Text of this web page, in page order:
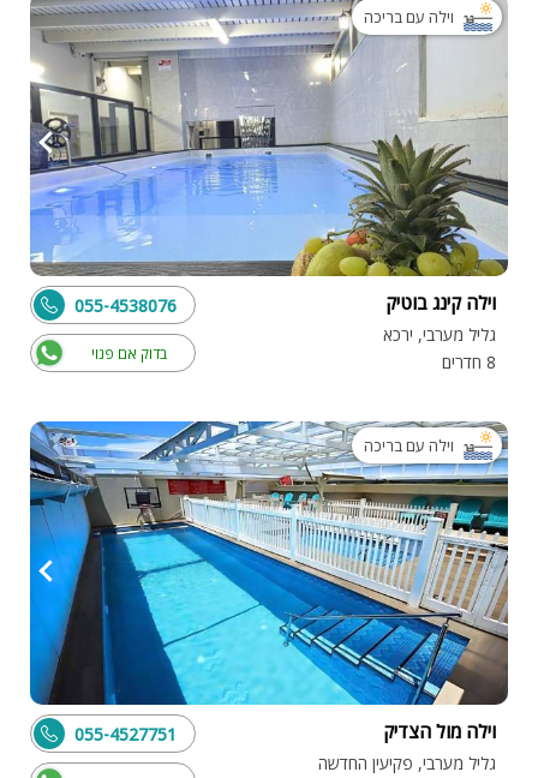
וילה עם בריכה
וילה קינג בוטיק
גליל מערבי, ירכא
8 חדרים
בדוק אם פנוי
055-4538076
וילה עם בריכה
וילה מול הצדיק
גליל מערבי, פקיעין החדשה
055-4527751